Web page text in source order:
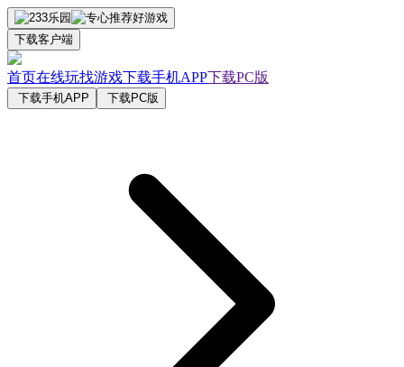
下载客户端
首页在线玩找游戏下载手机APP下载PC版
下载手机APP 下载PC版